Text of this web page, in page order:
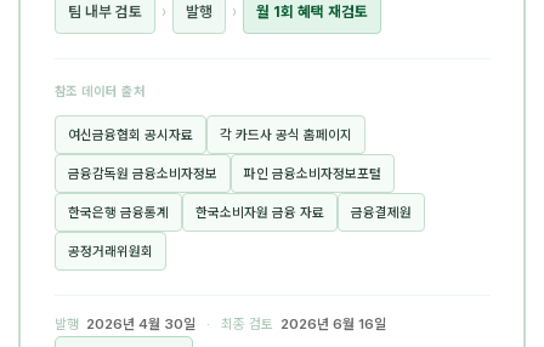
팀 내부 검토 › 발행 › 월 1회 혜택 재검토
참조 데이터 출처
여신금융협회 공시자료 각 카드사 공식 홈페이지
금융감독원 금융소비자정보 파인 금융소비자정보포털
한국은행 금융통계 한국소비자원 금융 자료 금융결제원
공정거래위원회
발행 2026년 4월 30일 · 최종 검토
2026년 6월 16일